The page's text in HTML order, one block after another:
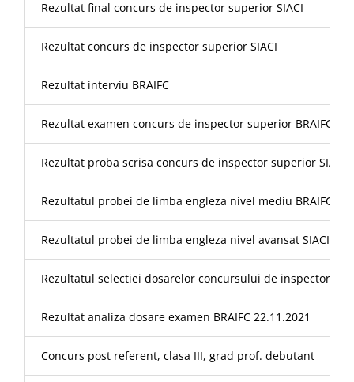
Rezultat final concurs de inspector superior SIACI
Rezultat concurs de inspector superior SIACI
Rezultat interviu BRAIFC
Rezultat examen concurs de inspector superior BRAIFC
Rezultat proba scrisa concurs de inspector superior SIACI
Rezultatul probei de limba engleza nivel mediu BRAIFC
Rezultatul probei de limba engleza nivel avansat SIACI
Rezultatul selectiei dosarelor concursului de inspector
Rezultat analiza dosare examen BRAIFC 22.11.2021
Concurs post referent, clasa III, grad prof. debutant